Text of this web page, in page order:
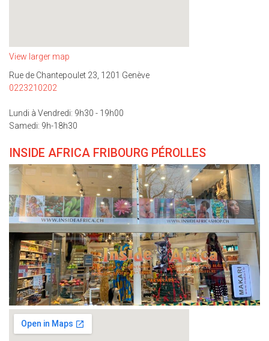
View larger map
Rue de Chantepoulet 23, 1201 Genève
0223210202
Lundi à Vendredi: 9h30 - 19h00
Samedi: 9h-18h30
INSIDE AFRICA FRIBOURG PÉROLLES